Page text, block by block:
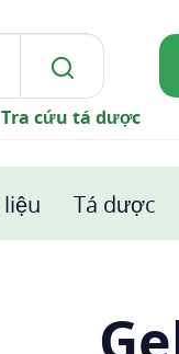
Tra cứu tá dược
Tá dược